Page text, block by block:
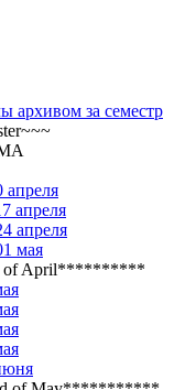
архивом за семестр
апреля
апреля
апреля
мая
April**********